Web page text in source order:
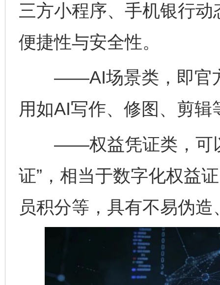
三方小程序、手机银行
便捷性与安全性。
——AI场景类，即官方
用如AI写作、修图、剪
——权益凭证类，可以
证”，相当于数字化权益
员积分等，具有不易伪